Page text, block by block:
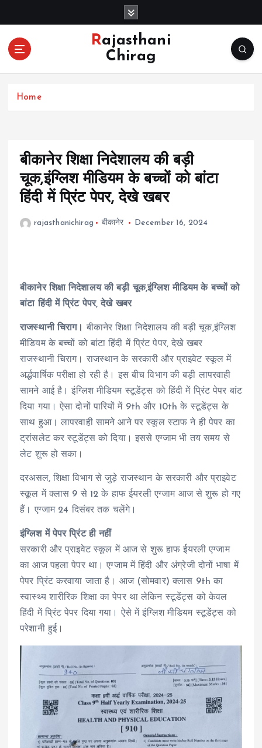
o
Rajasthani
Chirag
Home
बीकानेर शिक्षा निदेशालय की बड़ी
चूक,इंग्लिश मीडियम के बच्चों को बांटा
हिंदी में प्रिंट पेपर, देखे खबर
rajasthanichirag बीकानेर December 16, 2024
बीकानेर शिक्षा निदेशालय की बड़ी चूक,इंग्लिश मीडियम के बच्चों को
बांटा हिंदी में प्रिंट पेपर, देखे खबर
राजस्थानी चिराग।
बीकानेर शिक्षा निदेशालय की बड़ी चूक,इंग्लिश
मीडियम के बच्चों को बांटा हिंदी में प्रिंट पेपर, देखे खबर
राजस्थानी चिराग। राजस्थान के सरकारी और प्राइवेट स्कूल में
अर्द्धवार्षिक परीक्षा हो रही है। इस बीच विभाग की बड़ी लापरवाही
सामने आई है। इंग्लिश मीडियम स्टूडेंट्स को हिंदी में प्रिंट पेपर बांट
दिया गया। ऐसा दोनों पारियों में 9th और 10th के स्टूडेंट्स के
साथ हुआ। लापरवाही सामने आने पर स्कूल स्टाफ ने ही पेपर का
ट्रांसलेट कर स्टूडेंट्स को दिया। इससे एग्जाम भी तय समय से
लेट शुरू हो सका।
दरअसल, शिक्षा विभाग से जुड़े राजस्थान के सरकारी और प्राइवेट
स्कूल में क्लास 9 से 12 के हाफ ईयरली एग्जाम आज से शुरू हो गए
हैं। एग्जाम 24 दिसंबर तक चलेंगे।
इंग्लिश में पेपर प्रिंट ही नहीं
सरकारी और प्राइवेट स्कूल में आज से शुरू हाफ ईयरली एग्जाम
का आज पहला पेपर था। एग्जाम में हिंदी और अंग्रेजी दोनों भाषा में
पेपर प्रिंट करवाया जाता है। आज (सोमवार) क्लास 9th का
स्वास्थ्य शारीरिक शिक्षा का पेपर था लेकिन स्टूडेंट्स को केवल
हिंदी में प्रिंट पेपर दिया गया। ऐसे में इंग्लिश मीडियम स्टूडेंट्स को
परेशानी हुई।